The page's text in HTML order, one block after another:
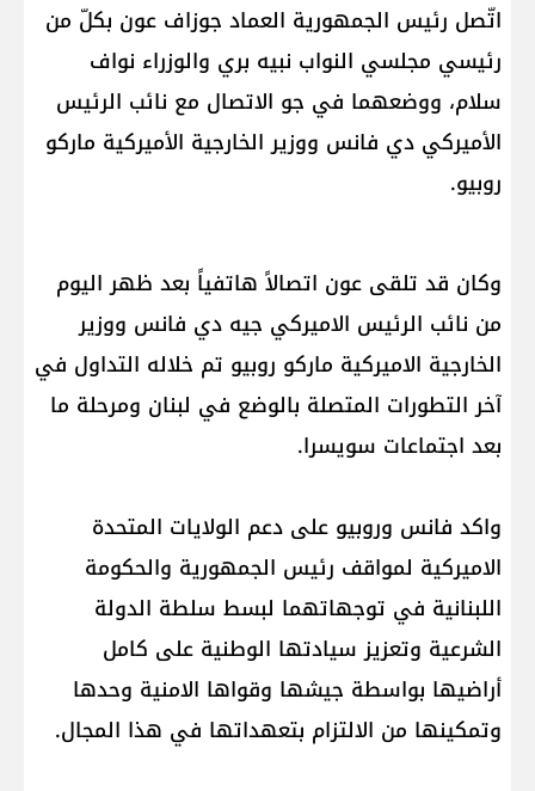
اتّصل رئيس الجمهورية العماد جوزاف عون بكلّ من
رئيسي مجلسي النواب نبيه بري والوزراء نواف
سلام، ووضعهما في جو الاتصال مع نائب الرئيس
الأميركي دي فانس ووزير الخارجية الأميركية ماركو
روبيو.
وكان قد تلقى عون اتصالاً هاتفياً بعد ظهر اليوم
من نائب الرئيس الاميركي جيه دي فانس ووزير
الخارجية الاميركية ماركو روبيو تم خلاله التداول في
آخر التطورات المتصلة بالوضع في لبنان ومرحلة ما
بعد اجتماعات سويسرا.
واكد فانس وروبيو على دعم الولايات المتحدة
الاميركية لمواقف رئيس الجمهورية والحكومة
اللبنانية في توجهاتهما لبسط سلطة الدولة
الشرعية وتعزيز سيادتها الوطنية على كامل
أراضيها بواسطة جيشها وقواها الامنية وحدها
وتمكينها من الالتزام بتعهداتها في هذا المجال.